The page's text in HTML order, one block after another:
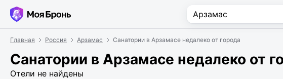
Главная Россия Арзамас Санатории в Арзамасе недалеко от города
Санатории в Арзамасе недалеко от
Отели не найдены